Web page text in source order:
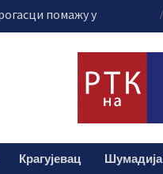
помажу у
Србије
саобраћаја“
за возаче
у Крагујевцу
апарате
Андрић из
помоћ за
Крагујевац Шумадија